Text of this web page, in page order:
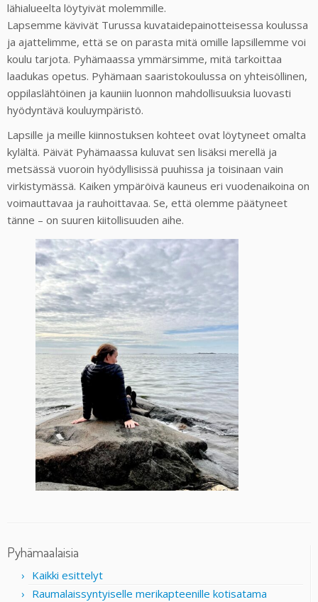
lähialueelta löytyivät molemmille.
Lapsemme kävivät Turussa kuvataidepainotteisessa koulussa
ja ajattelimme, että se on parasta mitä omille lapsillemme voi
koulu tarjota. Pyhämaassa ymmärsimme, mitä tarkoittaa
laadukas opetus. Pyhämaan saaristokoulussa on yhteisöllinen,
oppilaslähtöinen ja kauniin luonnon mahdollisuuksia luovasti
hyödyntävä kouluympäristö.
Lapsille ja meille kiinnostuksen kohteet ovat löytyneet omalta
kylältä. Päivät Pyhämaassa kuluvat sen lisäksi merellä ja
metsässä vuoroin hyödyllisissä puuhissa ja toisinaan vain
virkistymässä. Kaiken ympäröivä kauneus eri vuodenaikoina on
voimauttavaa ja rauhoittavaa. Se, että olemme päätyneet
tänne – on suuren kiitollisuuden aihe.
Pyhämaalaisia
Kaikki esittelyt
Raumalaissyntyiselle merikapteenille kotisatama